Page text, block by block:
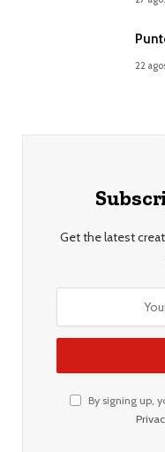
22
Get the latest
By signing up,